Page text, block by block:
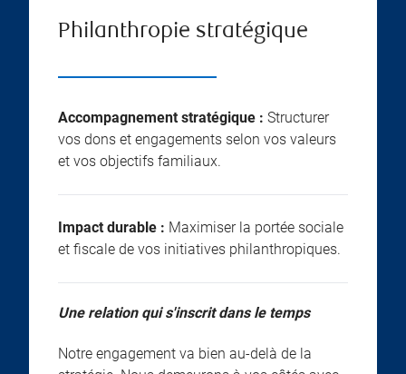
Philanthropie stratégique
Accompagnement stratégique : Structurer
vos dons et engagements selon vos valeurs
et vos objectifs familiaux.
Impact durable : Maximiser la portée sociale
et fiscale de vos initiatives philanthropiques.
Une relation qui s'inscrit dans le temps
Notre engagement va bien au-delà de la